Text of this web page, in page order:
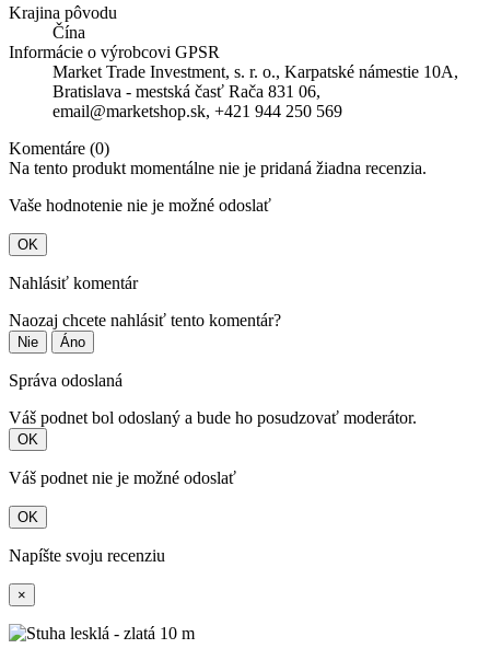
Krajina pôvodu
Čína
Informácie o výrobcovi GPSR
Market Trade Investment, s. r. o., Karpatské námestie 10A,
Bratislava - mestská časť Rača 831 06,
email@marketshop.sk, +421 944 250 569
Komentáre (0)
Na tento produkt momentálne nie je pridaná žiadna recenzia.
Vaše hodnotenie nie je možné odoslať
OK
Nahlásiť komentár
Naozaj chcete nahlásiť tento komentár?
Nie Áno
Správa odoslaná
Váš podnet bol odoslaný a bude ho posudzovať moderátor.
OK
Váš podnet nie je možné odoslať
OK
Napíšte svoju recenziu
×